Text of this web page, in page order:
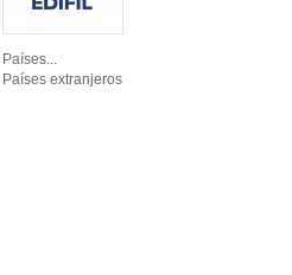
Países...
Países extranjeros